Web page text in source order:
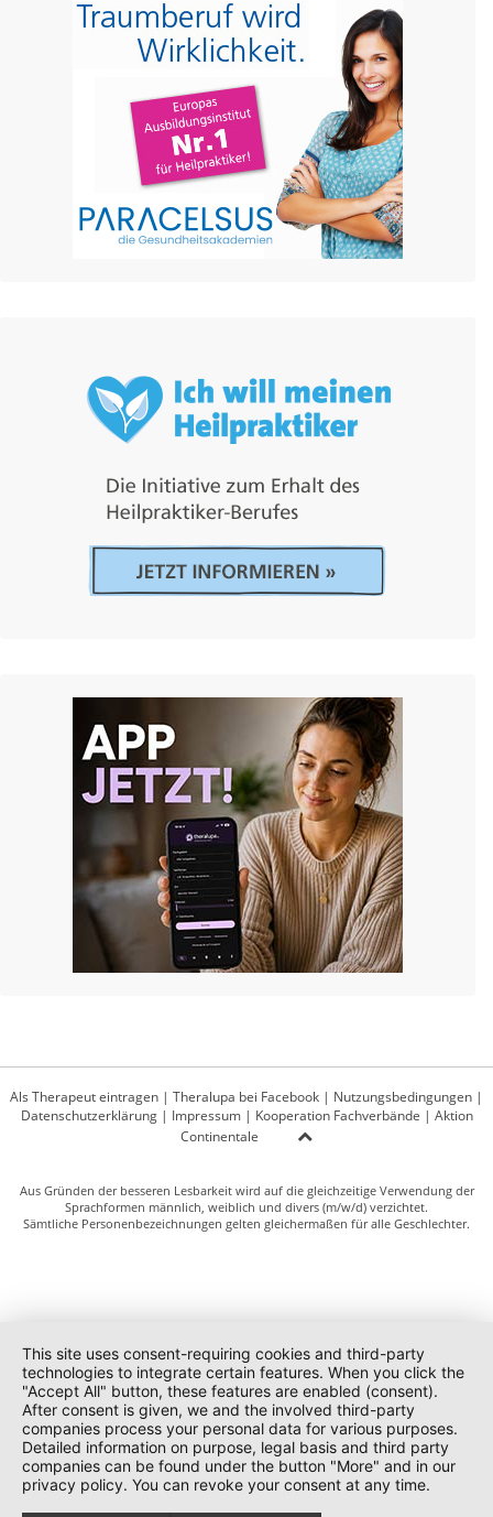
Als Therapeut eintragen | Theralupa bei Facebook | Nutzungsbedingungen |
Datenschutzerklärung| Impressum| Kooperation Fachverbände | Aktion
Continentale
Aus Gründen der besseren Lesbarkeit wird auf die gleichzeitige Verwendung der
Sprachformen männlich, weiblich und divers (m/w/d) verzichtet.
Sämtliche Personenbezeichnungen gelten gleichermaßen für alle Geschlechter.
This site uses consent-requiring cookies and third-party
technologies to integrate certain features. When you click the
"Accept All" button, these features are enabled (consent).
After consent is given, we and the involved third-party
companies process your personal data for various purposes.
Detailed information on purpose, legal basis and third party
companies can be found under the button "More" and in our
privacy policy. You can revoke your consent at any time.